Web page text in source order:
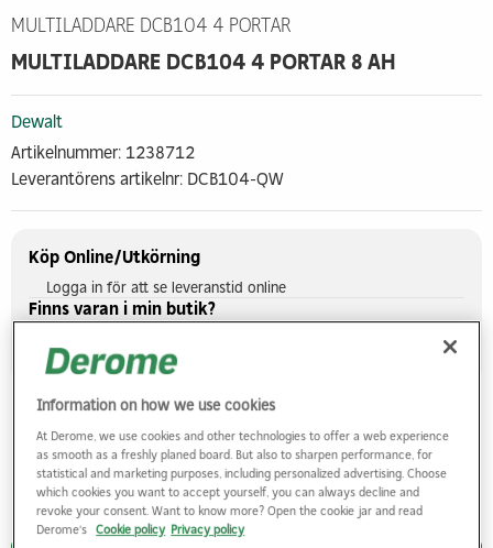
MULTILADDARE DCB104 4 PORTAR
MULTILADDARE DCB104 4 PORTAR 8 AH
Dewalt
Artikelnummer: 1238712
Leverantörens artikelnr: DCB104-QW
Köp Online/Utkörning
Logga in för att se leveranstid online
Finns varan i min butik?
Visa saldo i butiker
Information on how we use cookies
At Derome, we use cookies and other technologies to offer a web experience
as smooth as a freshly planed board. But also to sharpen performance, for
statistical and marketing purposes, including personalized advertising. Choose
which cookies you want to accept yourself, you can always decline and
revoke your consent. Want to know more? Open the cookie jar and read
Derome's Cookie policy Privacy policy